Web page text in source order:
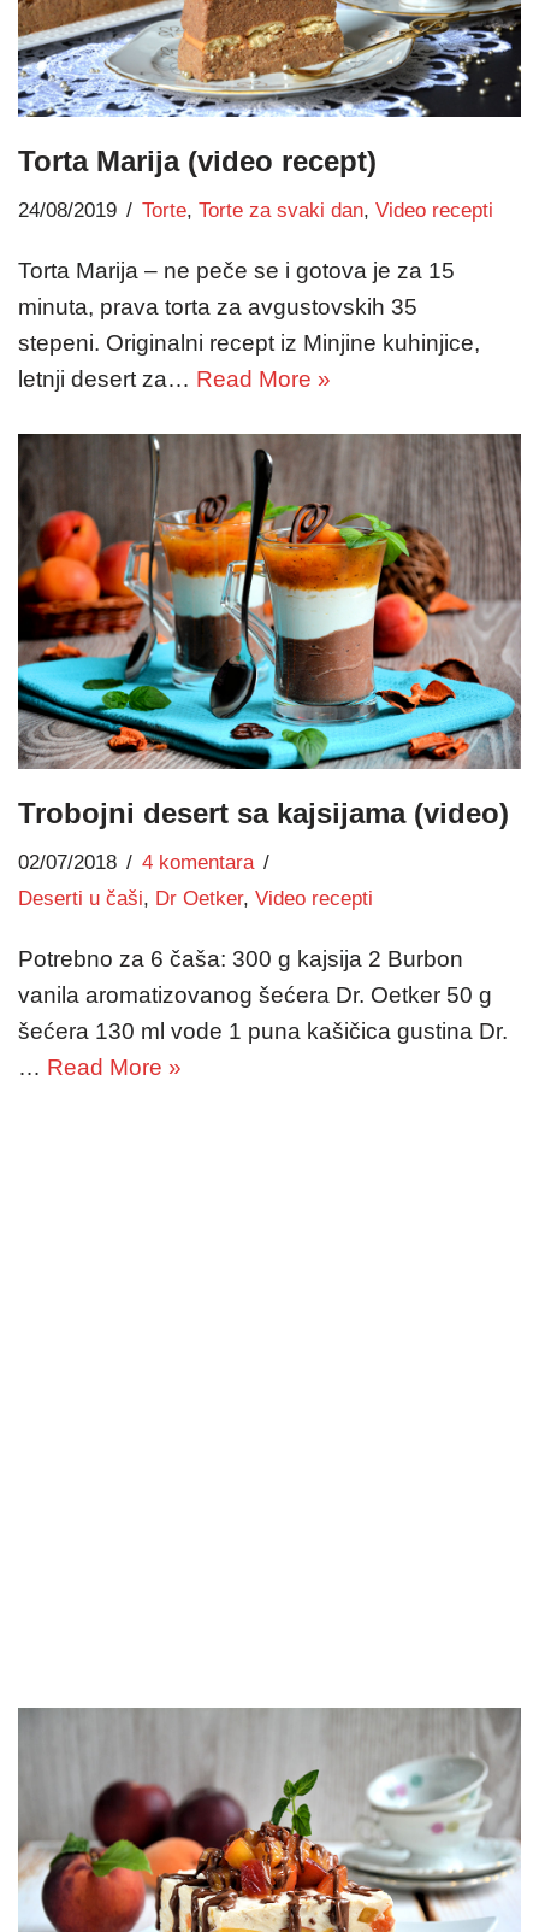
Torta Marija (video recept)
24/08/2019 Torte, Torte za svaki dan, Video recepti
Torta Marija – ne peče se i gotova je za 15
minuta, prava torta za avgustovskih 35
stepeni. Originalni recept iz Minjine kuhinjice,
letnji desert za… Read More »
Trobojni desert sa kajsijama (video)
02/07/2018
4 komentara
Deserti u čaši, Dr Oetker, Video recepti
Potrebno za 6 čaša: 300 g kajsija 2 Burbon
vanila aromatizovanog šećera Dr. Oetker 50 g
šećera 130 ml vode 1 puna kašičica gustina Dr.
… Read More »